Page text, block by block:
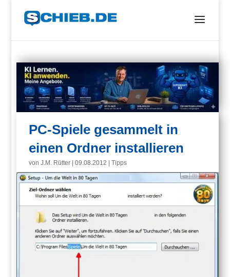
PC-Spiele gesammelt in
einen Ordner installieren
vonJ.M. Rütter |09.08.2012 |Tipps